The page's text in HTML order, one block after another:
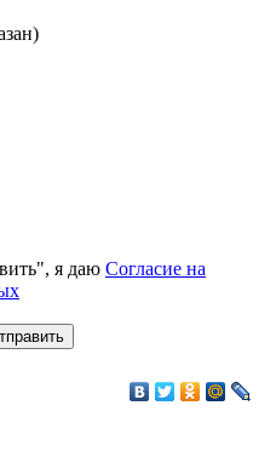
я даю Согласие на